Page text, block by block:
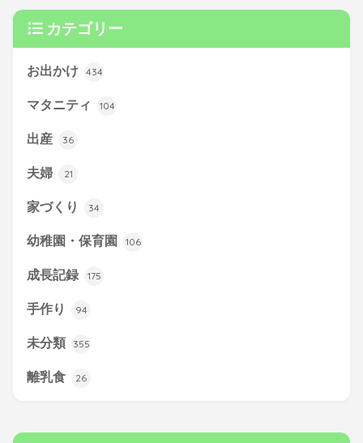
カテゴリー
お出かけ 434
マタニティ 104
出産 36
夫婦 21
家づくり 34
幼稚園・保育園 106
成長記録 175
手作り 94
未分類 355
離乳食 26